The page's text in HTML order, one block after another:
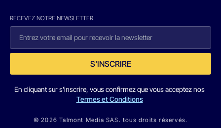
RECEVEZ NOTRE NEWSLETTER
S'INSCRIRE
En cliquant sur s'inscrire, vous confirmez que vous acceptez nos
Termes et Conditions
© 2026 Talmont Media SAS. tous droits réservés.